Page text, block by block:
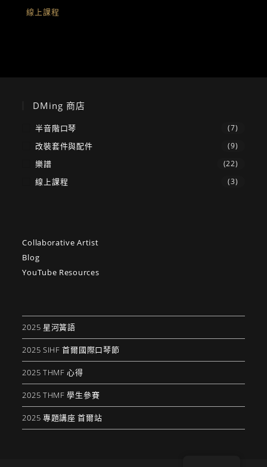
線上課程
DMing 商店
半音階口琴 (7)
改裝套件與配件 (9)
樂譜 (22)
線上課程 (3)
Collaborative Artist
Blog
YouTube Resources
2025 星河簧語
2025 SIHF 首爾國際口琴節
2025 THMF 心得
2025 THMF 學生參賽
2025 專題講座 首爾站